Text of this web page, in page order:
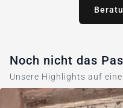
Noch nicht das
Unsere Highlights auf